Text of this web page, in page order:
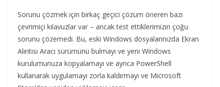
Sorunu çözmek için birkaç geçici çözüm öneren bazı
çevrimiçi kılavuzlar var – ancak test ettiklerimizin çoğu
sorunu çözemedi. Bu, eski Windows dosyalarınızda Ekran
Alıntısı Aracı sürümünü bulmayı ve yeni Windows
kurulumunuza kopyalamayı ve ayrıca PowerShell
kullanarak uygulamayı zorla kaldırmayı ve Microsoft